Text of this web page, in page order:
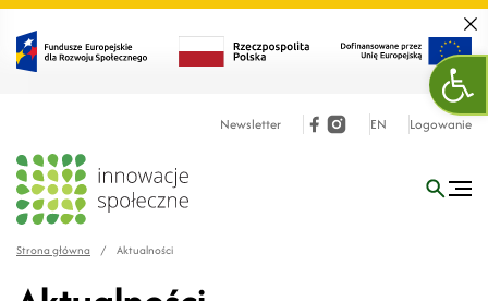
Newsletter EN Logowanie
Strona główna / Aktualności